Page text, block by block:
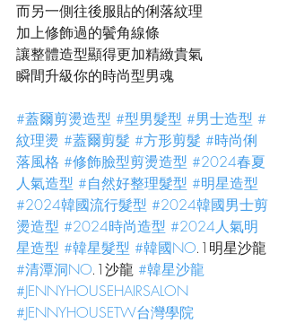
而另一側往後服貼的俐落紋理
加上修飾過的鬢角線條
讓整體造型顯得更加精緻貴氣
瞬間升級你的時尚型男魂
#蓋爾剪燙造型 #型男髮型 #男士造型 #
紋理燙 #蓋爾剪髮 #方形剪髮 #時尚俐
落風格 #修飾臉型剪燙造型 #2024春夏
人氣造型 #自然好整理髮型 #明星造型
#2024韓國流行髮型 #2024韓國男士剪
燙造型 #2024時尚造型 #2024人氣明
星造型 #韓星髮型 #韓國NO.1明星沙龍
#清潭洞NO.1沙龍 #韓星沙龍
#JENNYHOUSEHAIRSALON
#JENNYHOUSETW台灣學院